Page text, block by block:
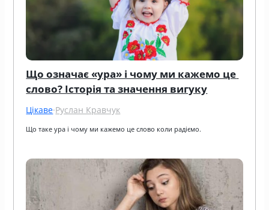
Що означає «ура» і чому ми кажемо це
слово? Історія та значення вигуку
Цікаве·Руслан Кравчук
Що таке ура і чому ми кажемо це слово коли радіємо.